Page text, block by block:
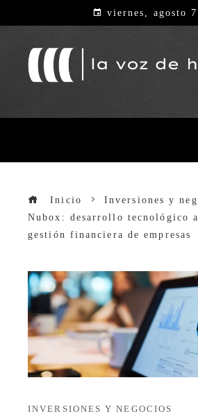
viernes, agosto 7
Inicio
Inversiones y
Nubox: desarrollo tecnológico
gestión financiera de empresas
INVERSIONES Y NEGOCIOS